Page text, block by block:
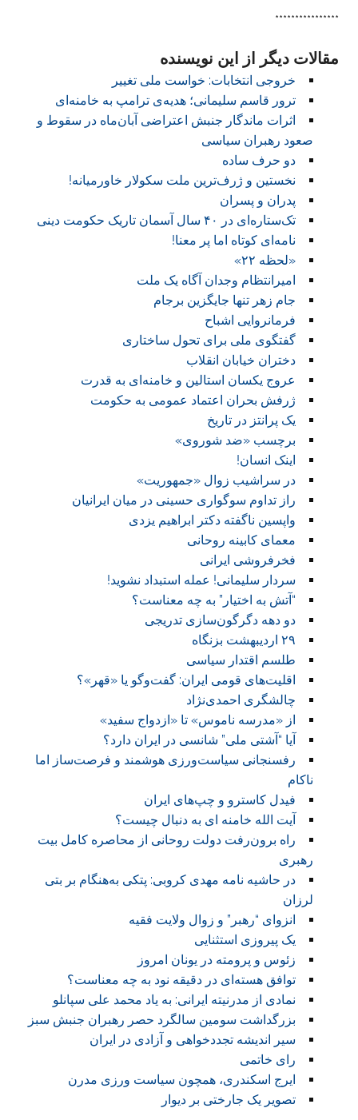
****************
مقالات دیگر از این نویسنده
خروجی انتخابات:‏ خواست ملی تغییر
ترور قاسم سلیمانی؛ هدیه‌ی ترامپ به خامنه‌ای
اثرات ماندگار جنبش اعتراضی آبان‌ماه در سقوط و
صعود رهبران سیاسی
دو حرف ساده
نخستین و ژرف‌ترین ملت سکولار خاورمیانه!
پدران و پسران
تک‌ستاره‌ای در ۴۰ سال آسمان تاریک حکومت دینی
نامه‌ای کوتاه اما پر معنا!
«لحظه ۲۲»
امیرانتظام وجدان آگاه یک ملت
جام زهر تنها جایگزین برجام
فرمانروایی اشباح
گفتگوی ملی برای تحول ساختاری
دختران خیابان انقلاب
عروج یکسان استالین و خامنه‌ای به قدرت
ژرفش بحران اعتماد عمومی به حکومت
یک پرانتز در تاریخ
برچسب «ضد شوروی»
اینک انسان!
در سراشیب زوال «جمهوریت»
راز تداوم سوگواری حسینی در میان ایرانیان
واپسین ناگفته دکتر ابراهیم یزدی
معمای کابینه روحانی
فخرفروشی ایرانی
سردار سلیمانی! عمله استبداد نشوید!
“آتش به اختیار” به چه معناست؟
دو دهه دگرگون‌سازی تدریجی
۲۹ اردیبهشت بزنگاه
طلسم اقتدار سیاسی
اقلیت‌های قومی ایران: گفت‌وگو یا «قهر»؟
چالشگری احمدی‌نژاد
از «مدرسه ناموس» تا «ازدواج سفید»
آیا “آشتی ملی” شانسی در ایران دارد؟
رفسنجانی سیاست‌ورزی هوشمند و فرصت‌ساز اما
ناکام
فیدل کاسترو و چپ‌های ایران
آیت الله خامنه ای به دنبال چیست؟
راه برون‌رفت دولت روحانی از محاصره کامل بیت
رهبری
در حاشیه نامه مهدی کروبی: پتکی به‌هنگام بر بتی
لرزان
انزوای “رهبر” و زوال ولایت فقیه
یک پیروزی استثنایی
زئوس و پرومته در یونان امروز
توافق هسته‌ای در دقیقه نود به چه معناست؟
نمادی از مدرنیته ایرانی: به یاد محمد علی سپانلو
بزرگداشت سومین سالگرد حصر رهبران جنبش سبز
سیر اندیشه تجددخواهی و آزادی در ایران
رای خاتمی
ايرج اسکندری، همچون سیاست ورزی مدرن
تصویر یک جارختی بر دیوار